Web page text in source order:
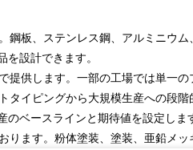
鋼板、ステンレス鋼、アルミニウ
を設計できます。
提供します。一部の工場では単一
タイピングから大規模生産への段
のベースラインと期待値を設定しま
ります。粉体塗装、塗装、亜鉛メッ